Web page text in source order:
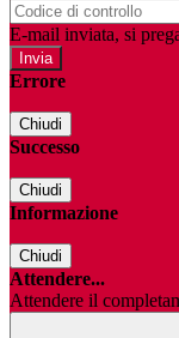
E-mail inviata, si
Errore
Chiudi
Successo
Chiudi
Informazione
Chiudi
Attendere...
Attendere il